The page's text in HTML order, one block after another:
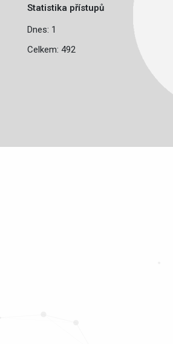
Statistika přístupů
Dnes: 1
Celkem: 492